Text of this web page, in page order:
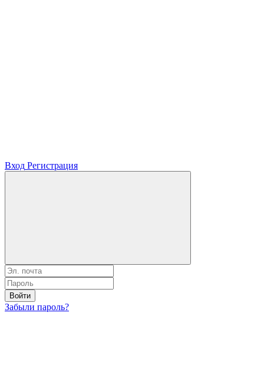
Вход Регистрация
Войти
Забыли пароль?